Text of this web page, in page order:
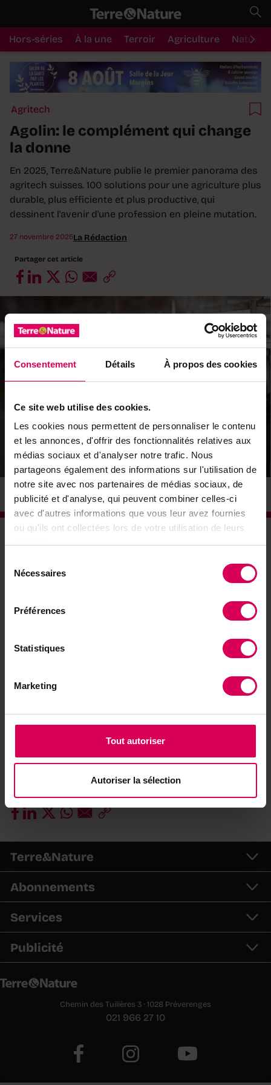
Consentement Détails À propos des cookies
Ce site web utilise des cookies.
Les cookies nous permettent de personnaliser le contenu
et les annonces, d'offrir des fonctionnalités relatives aux
médias sociaux et d'analyser notre trafic. Nous
partageons également des informations sur l'utilisation de
notre site avec nos partenaires de médias sociaux, de
publicité et d'analyse, qui peuvent combiner celles-ci
avec d'autres informations que vous leur avez fournies
ou qu'ils ont collectées lors de votre utilisation de leurs
Nécessaires
Préférences
Statistiques
Marketing
Tout autoriser
Autoriser la sélection
Hors-séries À la une Terroir Agriculture Nature
Agritech
Agolin: le complément qui change
la donne
En 2025, Terre&Nature publie le premier panorama des
agritech suisses. 100 solutions pour une agriculture plus
durable, plus efficiente et plus productive, qui
dessinent l'avenir d'une profession en pleine mutation.
27 novembre 2025La Rédaction
Partager cet article
© DR
E
t si la production laitière était plus durable? C’est
(aujourd’hui détenue par Alltech) qui a mis au
naturels de plantes et d’huiles essentielles,
agissant sur le microbiote de l’animal. Résultats
une amélioration de la production laitière et de
l’efficacité, mais aussi une réduction observée des
émissions de méthane de près de 10% par litre de
lait produit. Agolin Ruminant est intégré à
aux enjeux de réduction de l’empreinte carbone
Plus d’infos : alltech.com/agolin
Terre&Nature
Abonnements
Services
Publicité
Chemin des Tuilières 3 · 1028 Préverenges
021 966 27 10